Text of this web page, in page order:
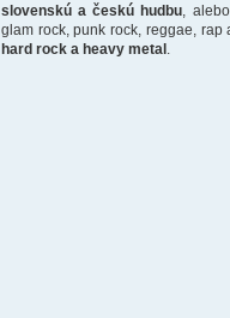
slovenskú a českú hudbu , alebo
glam rock, punk rock, reggae,
hard rock a heavy metal